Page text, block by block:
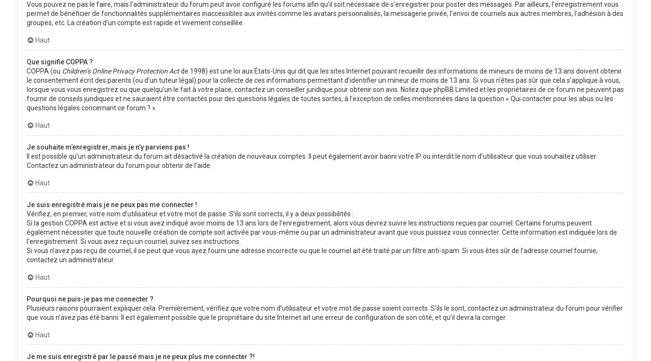
Vous pouvez ne pas le faire, mais l’administrateur du forum peut avoir configuré les forums afin qu’il soit nécessaire de s’enregistrer pour poster des messages. Par ailleurs, l’enregistrement vous
permet de bénéficier de fonctionnalités supplémentaires inaccessibles aux invités comme les avatars personnalisés, la messagerie privée, l’envoi de courriels aux autres membres, l’adhésion à des
groupes, etc. La création d’un compte est rapide et vivement conseillée.
Haut
Que signifie COPPA ?
COPPA (ou Children’s Online Privacy Protection Actde 1998) est une loi aux États-Unis qui dit que les sites Internet pouvant recueillir des informations de mineurs de moins de 13 ans doivent obtenir
le consentement écrit des parents (ou d’un tuteur légal) pour la collecte de ces informations permettant d’identifier un mineur de moins de 13 ans. Si vous n’êtes pas sûr que cela s’applique à vous,
lorsque vous vous enregistrez ou que quelqu’un le fait à votre place, contactez un conseiller juridique pour obtenir son avis. Notez que phpBB Limited et les propriétaires de ce forum ne peuvent pas
fournir de conseils juridiques et ne sauraient être contactés pour des questions légales de toutes sortes, à l’exception de celles mentionnées dans la question « Qui contacter pour les abus ou les
questions légales concernant ce forum ? ».
Haut
Je souhaite m’enregistrer, mais je n’y parviens pas !
Il est possible qu’un administrateur du forum ait désactivé la création de nouveaux comptes. Il peut également avoir banni votre IP ou interdit le nom d’utilisateur que vous souhaitez utiliser.
Contactez un administrateur du forum pour obtenir de l’aide.
Haut
Je suis enregistré mais je ne peux pas me connecter !
Vérifiez, en premier, votre nom d’utilisateur et votre mot de passe. S’ils sont corrects, il y a deux possibilités :
Si la gestion COPPA est active et si vous avez indiqué avoir moins de 13 ans lors de l’enregistrement, alors vous devrez suivre les instructions reçues par courriel. Certains forums peuvent
également nécessiter que toute nouvelle création de compte soit activée par vous-même ou par un administrateur avant que vous puissiez vous connecter. Cette information est indiquée lors de
l’enregistrement. Si vous avez reçu un courriel, suivez ses instructions.
Si vous n’avez pas reçu de courriel, il se peut que vous ayez fourni une adresse incorrecte ou que le courriel ait été traité par un filtre anti-spam. Si vous êtes sûr de l’adresse courriel fournie,
contactez un administrateur.
Haut
Pourquoi ne puis-je pas me connecter ?
Plusieurs raisons pourraient expliquer cela. Premièrement, vérifiez que votre nom d’utilisateur et votre mot de passe soient corrects. S’ils le sont, contactez un administrateur du forum pour vérifier
que vous n’avez pas été banni. Il est également possible que le propriétaire du site Internet ait une erreur de configuration de son côté, et qu’il devra la corriger.
Haut
Je me suis enregistré par le passé mais je ne peux plus me connecter ?!